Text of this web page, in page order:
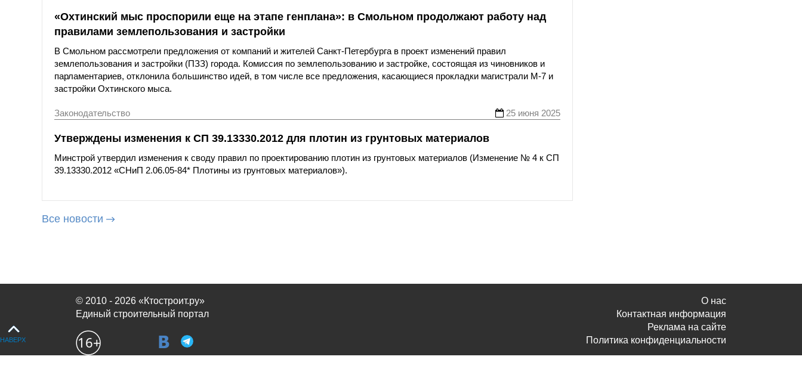
«Охтинский мыс проспорили еще на этапе генплана»: в Смольном продолжают работу над
правилами землепользования и застройки
В Смольном рассмотрели предложения от компаний и жителей Санкт-Петербурга в проект изменений правил
землепользования и застройки (ПЗЗ) города. Комиссия по землепользованию и застройке, состоящая из чиновников и
парламентариев, отклонила большинство идей, в том числе все предложения, касающиеся прокладки магистрали М-7 и
застройки Охтинского мыса.
Законодательство 25 июня 2025
Утверждены изменения к СП 39.13330.2012 для плотин из грунтовых материалов
Минстрой утвердил изменения к своду правил по проектированию плотин из грунтовых материалов (Изменение № 4 к СП
39.13330.2012 «СНиП 2.06.05-84* Плотины из грунтовых материалов»).
Все новости
© 2010 - 2026 «Ктостроит.ру»
Единый строительный портал
О нас
Контактная информация
Реклама на сайте
Политика конфиденциальности
НАВЕРХ